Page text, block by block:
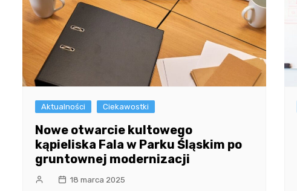
Aktualności Ciekawostki
Nowe otwarcie kultowego
kąpieliska Fala w Parku Śląskim po
gruntownej modernizacji
18 marca 2025